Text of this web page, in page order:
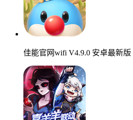
佳能官网wifi V4.9.0 安卓最新版